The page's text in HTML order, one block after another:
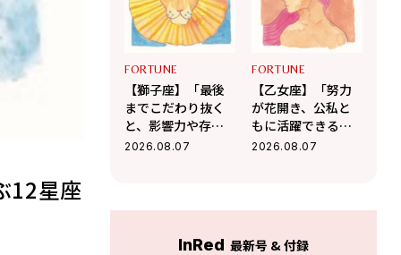
12星座
FORTUNE
【獅子座】「最後
までこだわり抜く
と、影響力や存在
感が高まる」杉浦
2026.08.07
FORTUNE
【乙女座】「努力
が花開き、公私と
もに活躍できる絶
好調な運気」杉浦
2026.08.07
InRed 最新号 & 付録